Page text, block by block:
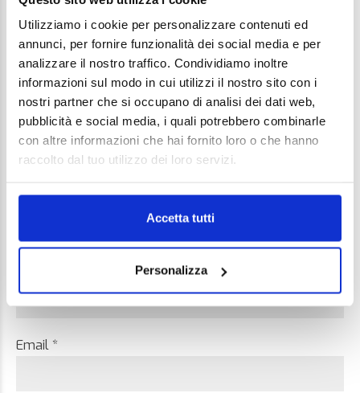
Utilizziamo i cookie per personalizzare contenuti ed
annunci, per fornire funzionalità dei social media e per
analizzare il nostro traffico. Condividiamo inoltre
informazioni sul modo in cui utilizzi il nostro sito con i
nostri partner che si occupano di analisi dei dati web,
pubblicità e social media, i quali potrebbero combinarle
con altre informazioni che hai fornito loro o che hanno
raccolto dal tuo utilizzo dei loro servizi.
Accetta tutti
Personalizza
Your email address will not be published. Required
fields are marked *
Comment
Email *